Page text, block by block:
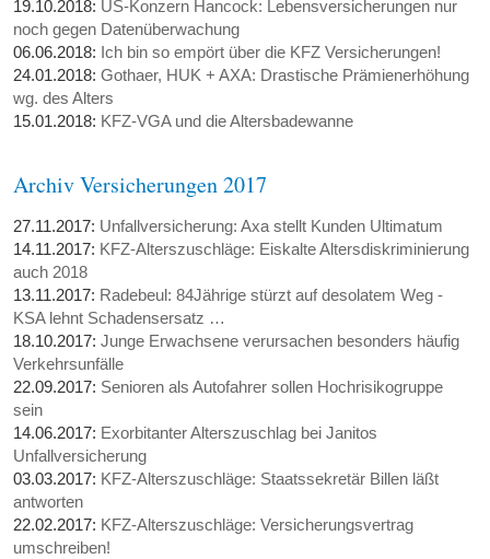
19.10.2018: US-Konzern Hancock: Lebensversicherungen nur
noch gegen Datenüberwachung
06.06.2018: Ich bin so empört über die KFZ Versicherungen!
24.01.2018:Gothaer, HUK + AXA: Drastische Prämienerhöhung
wg. des Alters
15.01.2018: KFZ-VGA und die Altersbadewanne
Archiv Versicherungen 2017
27.11.2017: Unfallversicherung: Axa stellt Kunden Ultimatum
14.11.2017: KFZ-Alterszuschläge: Eiskalte Altersdiskriminierung
auch 2018
13.11.2017: Radebeul: 84Jährige stürzt auf desolatem Weg -
KSA lehnt Schadensersatz …
18.10.2017:Junge Erwachsene verursachen besonders häufig
Verkehrsunfälle
22.09.2017: Senioren als Autofahrer sollen Hochrisikogruppe
sein
14.06.2017: Exorbitanter Alterszuschlag bei Janitos
Unfallversicherung
03.03.2017: KFZ-Alterszuschläge: Staatssekretär Billen läßt
antworten
22.02.2017: KFZ-Alterszuschläge: Versicherungsvertrag
umschreiben!